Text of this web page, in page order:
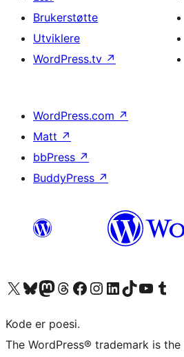
Brukerstøtte
Utviklere
WordPress.tv ↗
WordPress.com ↗
Matt ↗
bbPress ↗
BuddyPress ↗
Besøk vår konto på X Visit our Bluesky account
Besøk vår Mastodon-konto
Visit our Threads account
Besøk vår Facebook-sideBesøk vår Instagram-konto
Besøk vår LinkedIn-konto
Visit our TikTok account
Visit our YouTube
Visit our
Kode er poesi.
The WordPress® trademark is